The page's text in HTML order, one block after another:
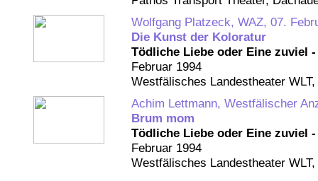
Wolfgang Platzeck, WAZ, 07.
Die Kunst der Koloratur
Tödliche Liebe oder Eine zuviel
Februar 1994
Westfälisches Landestheater
Achim Lettmann, Westfälischer
Brum mom
Tödliche Liebe oder Eine zuviel
Februar 1994
Westfälisches Landestheater